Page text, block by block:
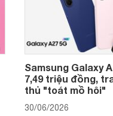
Samsung Galaxy
7,49 triệu đồng,
thủ "toát mồ hôi"
30/06/2026